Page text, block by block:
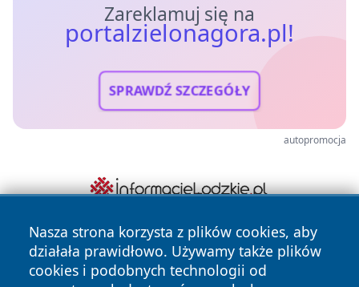
Zareklamuj się na
portalzielonagora.pl!
SPRAWDŹ SZCZEGÓŁY
autopromocja
Nasza strona korzysta z plików cookies, aby
działała prawidłowo. Używamy także plików
cookies i podobnych technologii od